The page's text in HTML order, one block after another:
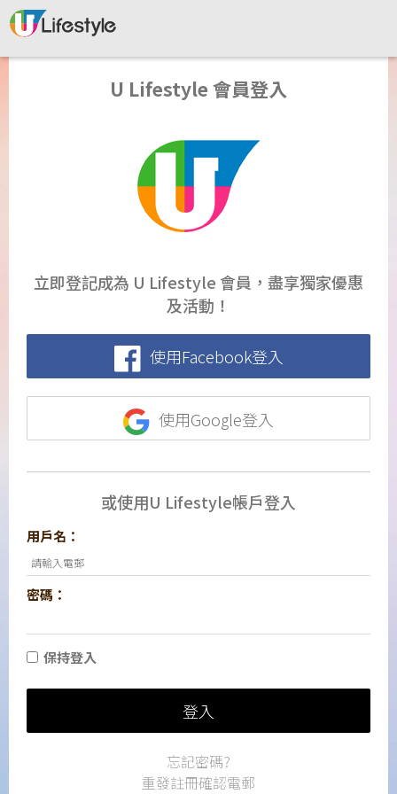
U Lifestyle 會員登入
立即登記成為 U Lifestyle 會員，盡享獨家優惠
及活動！
使用Facebook登入
使用Google登入
或使用U Lifestyle帳戶登入
用戶名：
密碼：
保持登入
登入
忘記密碼?
重發註冊確認電郵